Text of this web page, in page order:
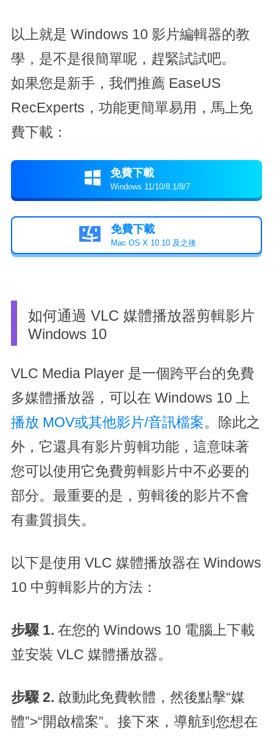
以上就是 Windows 10 影片編輯器的教
學，是不是很簡單呢，趕緊試試吧。
如果您是新手，我們推薦 EaseUS
RecExperts，功能更簡單易用，馬上免
費下載：
 免費下載
Windows 11/10/8.1/8/7
 免費下載
Mac OS X 10.10 及之後
如何通過 VLC 媒體播放器剪輯影片
Windows 10
VLC Media Player 是一個跨平台的免費
多媒體播放器，可以在 Windows 10 上
播放 MOV或其他影片/音訊檔案。除此之
外，它還具有影片剪輯功能，這意味著
您可以使用它免費剪輯影片中不必要的
部分。最重要的是，剪輯後的影片不會
有畫質損失。
以下是使用 VLC 媒體播放器在 Windows
10 中剪輯影片的方法：
步驟 1. 在您的 Windows 10 電腦上下載
並安裝 VLC 媒體播放器。
步驟 2. 啟動此免費軟體，然後點擊“媒
體”>“開啟檔案”。接下來，導航到您想在